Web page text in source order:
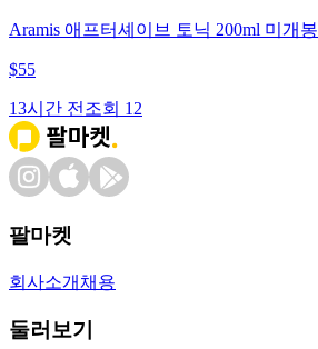
Aramis 애프터셰이브 토닉 200ml 미개봉
$55
13시간 전 조회 12
팔마켓
회사소개 채용
둘러보기